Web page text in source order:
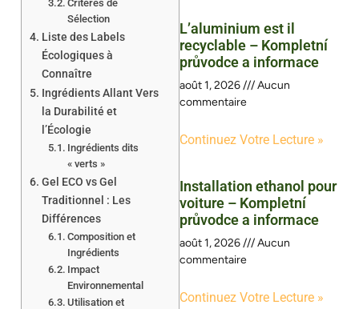
Critères de
Sélection
Liste des Labels
Écologiques à
Connaître
Ingrédients Allant Vers
la Durabilité et
l’Écologie
Ingrédients dits
« verts »
Gel ECO vs Gel
Traditionnel : Les
Différences
Composition et
Ingrédients
Impact
Environnemental
Utilisation et
L’aluminium est il
recyclable – Kompletní
průvodce a informace
août 1, 2026
Aucun
commentaire
Continuez Votre Lecture »
Installation ethanol pour
voiture – Kompletní
průvodce a informace
août 1, 2026
Aucun
commentaire
Continuez Votre Lecture »